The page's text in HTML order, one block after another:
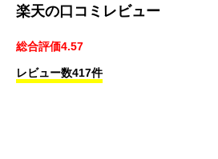
楽天の口コミレビュー
総合評価4.57
レビュー数417件